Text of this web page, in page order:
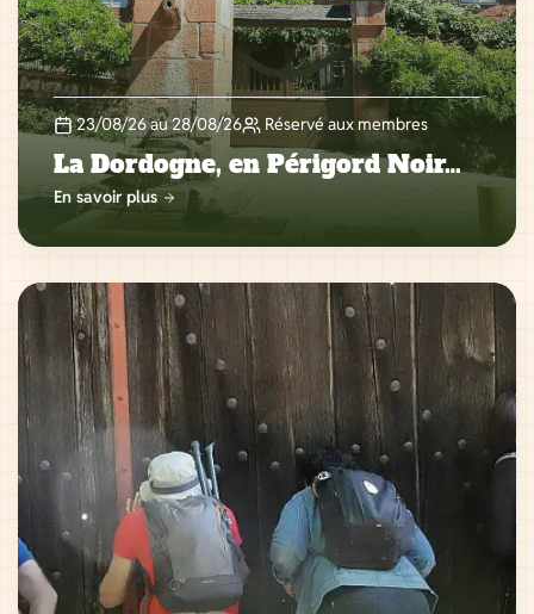
23/08/26 au 28/08/26 Réservé aux membres
La Dordogne, en Périgord Noir…
En savoir plus